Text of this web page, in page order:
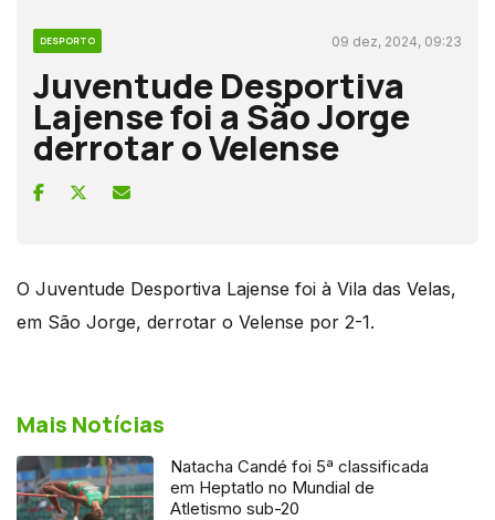
DESPORTO 09 dez, 2024, 09:23
Juventude Desportiva
Lajense foi a São Jorge
derrotar o Velense
O Juventude Desportiva Lajense foi à Vila das Velas,
em São Jorge, derrotar o Velense por 2-1.
Mais Notícias
Natacha Candé foi 5ª classificada
em Heptatlo no Mundial de
Atletismo sub-20